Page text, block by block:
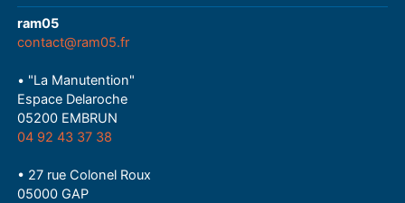
ram05
contact@ram05.fr
• "La Manutention"
Espace Delaroche
05200 EMBRUN
04 92 43 37 38
• 27 rue Colonel Roux
05000 GAP